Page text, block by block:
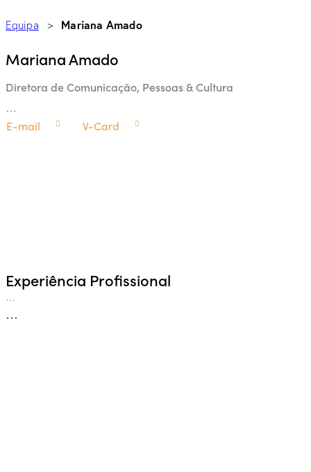
Equipa > Mariana Amado
Mariana Amado
Diretora de Comunicação, Pessoas & Cultura
…
E-mail V-Card
Experiência Profissional
…
…